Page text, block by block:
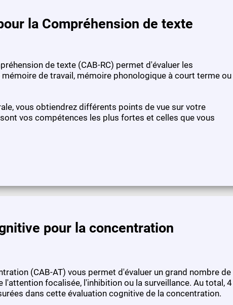
la Compréhension de texte
de texte (CAB-RC) permet d'évaluer les
de travail, mémoire phonologique à court terme ou
vous obtiendrez différents points de vue sur votre
vos compétences les plus fortes et celles que vous
pour la concentration
(CAB-AT) vous permet d'évaluer un grand nombre de
focalisée, l'inhibition ou la surveillance. Au total, 4
dans cette évaluation cognitive de la concentration.